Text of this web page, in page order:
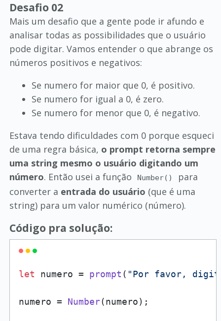
Desafio 02
Mais um desafio que a gente pode ir afundo e
analisar todas as possibilidades que o usuário
pode digitar. Vamos entender o que abrange os
números positivos e negativos:
Se numero for maior que 0, é positivo.
Se numero for igual a 0, é zero.
Se numero for menor que 0, é negativo.
Estava tendo dificuldades com 0 porque esqueci
de uma regra básica, o prompt retorna sempre
uma string mesmo o usuário digitando um
número. Então usei a função Number()
para
converter a entrada do usuário (que é uma
string) para um valor numérico (número).
Código pra solução:
let numero = prompt ( "Por favor,
numero = Number(numero);